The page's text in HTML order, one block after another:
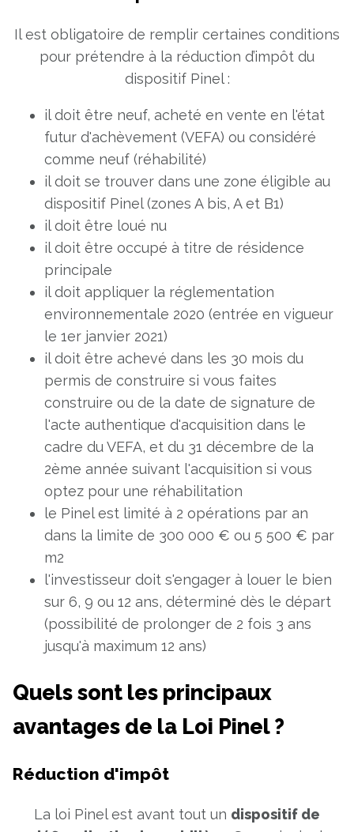
Il est obligatoire de remplir certaines conditions
pour prétendre à la réduction d’impôt du
dispositif Pinel :
il doit être neuf, acheté en vente en l'état
futur d'achèvement (VEFA) ou considéré
comme neuf (réhabilité)
il doit se trouver dans une zone éligible au
dispositif Pinel (zones A bis, A et B1)
il doit être loué nu
il doit être occupé à titre de résidence
principale
il doit appliquer la réglementation
environnementale 2020 (entrée en vigueur
le 1er janvier 2021)
il doit être achevé dans les 30 mois du
permis de construire si vous faites
construire ou de la date de signature de
l'acte authentique d'acquisition dans le
cadre du VEFA, et du 31 décembre de la
2ème année suivant l'acquisition si vous
optez pour une réhabilitation
le Pinel est limité à 2 opérations par an
dans la limite de 300 000 € ou 5 500 € par
m2
l'investisseur doit s'engager à louer le bien
sur 6, 9 ou 12 ans, déterminé dès le départ
(possibilité de prolonger de 2 fois 3 ans
jusqu'à maximum 12 ans)
Quels sont les principaux
avantages de la Loi Pinel ?
Réduction d'impôt
La loi Pinel est avant tout un dispositif de